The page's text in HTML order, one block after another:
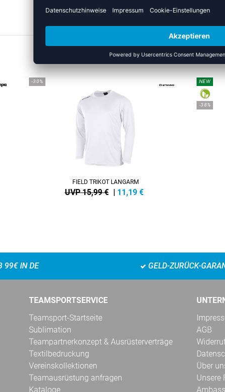
ZULETZT
MEHR AUS DER
-30%
FIELD TRIKOT LANGARM
UVP 15,99 € | 11,19 €
NEW
-38%
99€ IN DE GELD-ZURÜCK-
TEAMSPORTSERVICE
Teamsport-Startseite
Sublimation
Teampartnerkonzept & Ausrüsterverträge
Textilbedruckung
Vereinskollektionen
Teamausrüstung anfragen
Kataloge
AGB
Über
Unsere